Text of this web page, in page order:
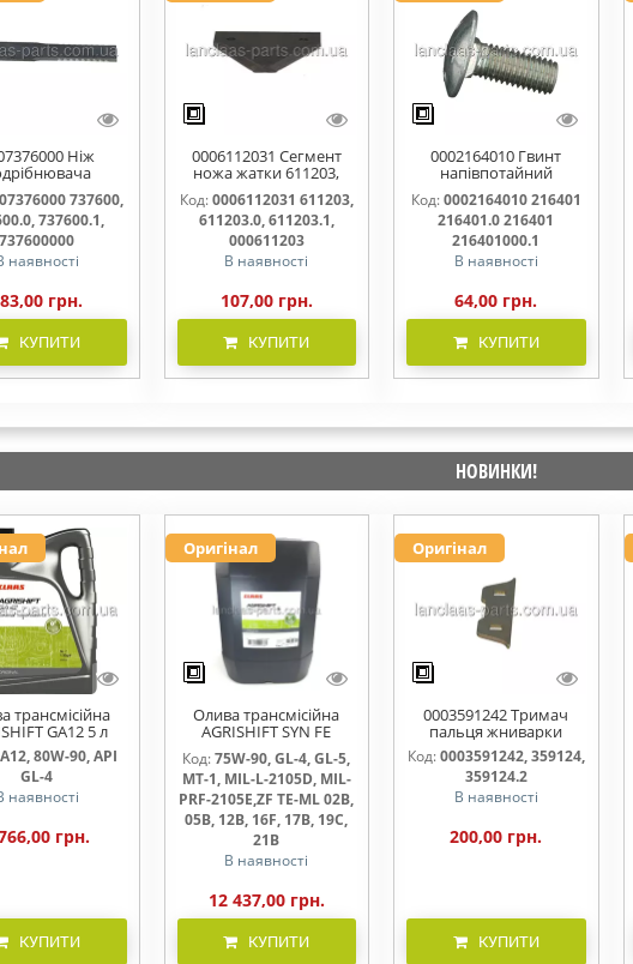
Ніж
737600.0,
737600000
737600,
737600.1,
737600000
наявності
грн.
КУПИТИ
0006112031 Сегмент
ножа жатки 611203,
611203.0, 611203.1,
000611203
Код:0006112031 611203,
611203.0, 611203.1,
000611203
В наявності
107,00 грн.
КУПИТИ
0002164010 Гвинт
напівпотайний
М10х25х20 216401
216401.0 216401.1
216401000
Код:0002164010 216401
216401.0 216401
216401000.1
В наявності
64,00 грн.
КУПИТИ
НОВИНКИ!
трансмісійна
GA12 5 л
80W-90, API
GL-4
наявності
грн.
КУПИТИ
Оригінал
Олива трансмісійна
AGRISHIFT SYN FE
75W90 20л
Код:75W-90, GL-4, GL-5,
MT-1, MIL-L-2105D, MIL-
PRF-2105E,ZF TE-ML 02B,
05B, 12B, 16F, 17B, 19C,
21B
В наявності
12 437,00 грн.
КУПИТИ
Оригінал
0003591242 Тримач
пальця жниварки
Код:0003591242, 359124,
359124.2
В наявності
200,00 грн.
КУПИТИ